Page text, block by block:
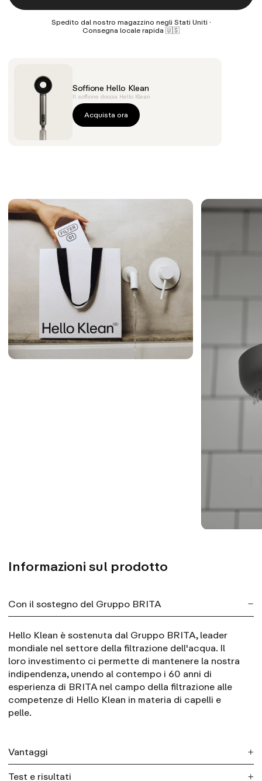
Spedito dal nostro magazzino negli Stati Uniti ·
Consegna locale rapida 🇺🇸
Soffione Hello Klean
Il soffione doccia Hello Klean
Acquista ora
Informazioni sul prodotto
Con il sostegno del Gruppo BRITA
Hello Klean è sostenuta dal Gruppo BRITA, leader
mondiale nel settore della filtrazione dell'acqua. Il
loro investimento ci permette di mantenere la nostra
indipendenza, unendo al contempo i 60 anni di
esperienza di BRITA nel campo della filtrazione alle
competenze di Hello Klean in materia di capelli e
pelle.
Vantaggi
Test e risultati